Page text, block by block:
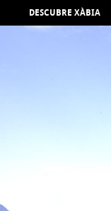
DESCUBRE XÀBIA